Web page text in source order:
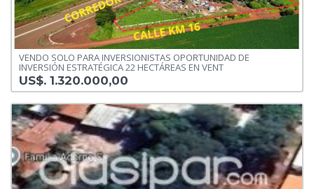
VENDO SOLO PARA INVERSIONISTAS OPORTUNIDAD DE
INVERSIÓN ESTRATÉGICA 22 HECTÁREAS EN VENT
US$. 1.320.000,00